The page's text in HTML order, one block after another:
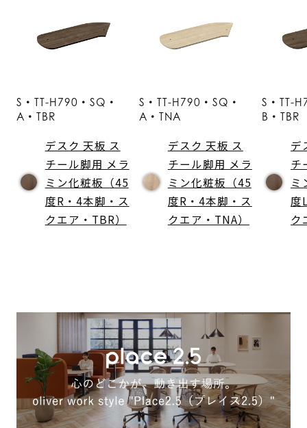
S・TT-H790・SQ・
A・TBR
デスク 天板 ス
チール脚用 メラ
ミン化粧板（45
度R・4本脚・ス
クエア・TBR）
S・TT-H790・SQ・
A・TNA
デスク 天板 ス
チール脚用 メラ
ミン化粧板（45
度R・4本脚・ス
クエア・TNA）
S・TT-
B・TBR
デ
チ
ミ
度
ク